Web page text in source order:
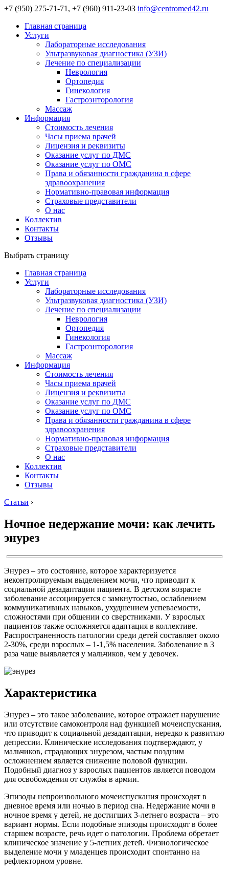
+7 (950) 275-71-71, +7 (960) 911-23-03 info@centromed42.ru
Главная страница
Услуги
Лабораторные исследования
Ультразвуковая диагностика (УЗИ)
Лечение по специализации
Неврология
Ортопедия
Гинекология
Гастроэнторология
Массаж
Информация
Стоимость лечения
Часы приема врачей
Лицензия и реквизиты
Оказание услуг по ДМС
Оказание услуг по ОМС
Права и обязанности гражданина в сфере
здравоохранения
Нормативно-правовая информация
Страховые представители
О нас
Коллектив
Контакты
Отзывы
Выбрать страницу
Главная страница
Услуги
Лабораторные исследования
Ультразвуковая диагностика (УЗИ)
Лечение по специализации
Неврология
Ортопедия
Гинекология
Гастроэнторология
Массаж
Информация
Стоимость лечения
Часы приема врачей
Лицензия и реквизиты
Оказание услуг по ДМС
Оказание услуг по ОМС
Права и обязанности гражданина в сфере
здравоохранения
Нормативно-правовая информация
Страховые представители
О нас
Коллектив
Контакты
Отзывы
Статьи ›
Ночное недержание мочи: как лечить
энурез
Энурез – это состояние, которое характеризуется
неконтролируемым выделением мочи, что приводит к
социальной дезадаптации пациента. В детском возрасте
заболевание ассоциируется с замкнутостью, ослаблением
коммуникативных навыков, ухудшением успеваемости,
сложностями при общении со сверстниками. У взрослых
пациентов также осложняется адаптация в коллективе.
Распространенность патологии среди детей составляет около
2-30%, среди взрослых – 1-1,5% населения. Заболевание в 3
раза чаще выявляется у мальчиков, чем у девочек.
Характеристика
Энурез – это такое заболевание, которое отражает нарушение
или отсутствие самоконтроля над функцией мочеиспускания,
что приводит к социальной дезадаптации, нередко к развитию
депрессии. Клинические исследования подтверждают, у
мальчиков, страдающих энурезом, частым поздним
осложнением является снижение половой функции.
Подобный диагноз у взрослых пациентов является поводом
для освобождения от службы в армии.
Эпизоды непроизвольного мочеиспускания происходят в
дневное время или ночью в период сна. Недержание мочи в
ночное время у детей, не достигших 3-летнего возраста – это
вариант нормы. Если подобные эпизоды происходят в более
старшем возрасте, речь идет о патологии. Проблема обретает
клиническое значение у 5-летних детей. Физиологическое
выделение мочи у младенцев происходит спонтанно на
рефлекторном уровне.